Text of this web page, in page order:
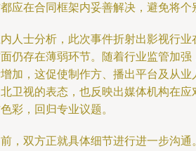
应在合同框架内妥善解决，避免将
人士分析，此次事件折射出影视行
仍存在薄弱环节。随着行业监管加
加，这促使制作方、播出平台及从
卫视的表态，也反映出媒体机构在
彩，回归专业议题。
，双方正就具体细节进行进一步沟